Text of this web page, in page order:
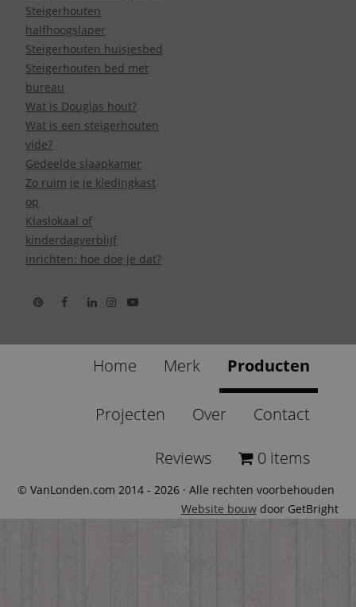
Steigerhouten
halfhoogslaper
Steigerhouten huisjesbed
Steigerhouten bed met
bureau
Wat is Douglas hout?
Wat is een steigerhouten
vide?
Gedeelde slaapkamer
Zo ruim je je kledingkast
op
Klaslokaal of
kinderdagverblijf
inrichten: hoe doe je dat?
Home Merk Producten
Projecten Over Contact
Reviews 0 items
© VanLonden.com 2014 - 2026 · Alle rechten voorbehouden
Website bouwdoor GetBright